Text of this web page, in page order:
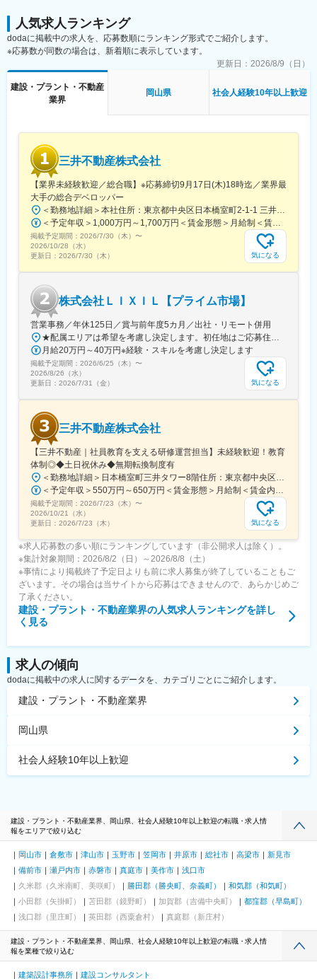
習学費サポート、水曜ノー残業デー、時短勤務制度などの福利厚
生も充実しています。
■同社の特徴：
同社は、飯田グループホールディングスのリーディングカンパニ
ーで戸建分譲住宅供給棟数において、全国トップクラスの実績を
誇っています。また同グループの分譲戸建市場シェアは
変更の範囲：会社の定める業務
人気求人ランキング
dodaに掲載中の求人を、応募数順にランキング形式でご紹介します。
※応募数が同数の場合は、新着順に表示しています。
更新日： 2026/8/9（日）
建設・プラント・不動産
業界
岡山県 社会人経験10年以上歓迎
三井不動産株式会社
【業界未経験歓迎／総合職】※応募締切9月17日(木)18時迄／業界最
大手の総合デベロッパー
掲載予定期間： 2026/7/30（木） 〜
2026/10/28（水）
更新日： 2026/7/30（木） 気になる
株式会社ＬＩＸＩＬ【プライム市場】
営業事務／年休125日／賞与前年度5カ月／出社・リモート併用
月給20万円～40万円※経験・スキルを考慮し決定します
掲載予定期間： 2026/6/25（木） 〜
2026/8/26（水）
更新日： 2026/7/31（金） 気になる
三井不動産株式会社
【三井不動産｜社員教育を支える研修運営担当】未経験歓迎！教育
体制◎◆土日祝休み◆無期転換制度有
掲載予定期間： 2026/7/23（木） 〜
2026/10/21（水）
更新日： 2026/7/23（木） 気になる
※求人応募数の多い順にランキングしています（非公開求人は除く）。
※集計対象期間：2026/8/2（日）～2026/8/8（土）
※事情により掲載終了予定日よりも前に求人募集が終了していることもご
ざいます。その場合は当サイトから応募はできませんので、あらかじめご
了承ください。
建設・プラント・不動産業界の人気求人ランキングを詳し
く見る
求人の傾向
dodaに掲載中の求人に関するデータを、カテゴリごとにご紹介します。
建設・プラント・不動産業界
岡山県
社会人経験10年以上歓迎
建設・プラント・不動産業界、岡山県、社会人経験10年以上歓迎の転職・求人情
報をエリアで絞り込む
岡山市 倉敷市 津山市 玉野市 笠岡市 井原市 総社市 高梁市
新見市
備前市
瀬戸内市 赤磐市 真庭市 美作市
浅口市
久米郡（久米南町、美咲町）
勝田郡（勝央町、奈義町）
和気郡（和気町）
小田郡（矢掛町）
苫田郡（鏡野町） 加賀郡（吉備中央町）
都窪郡（早島町）
浅口郡（里庄町）
英田郡（西粟倉村） 真庭郡（新庄村）
建設・プラント・不動産業界、岡山県、社会人経験10年以上歓迎の転職・求人情
報を業種で絞り込む
建築設計事務所 建設コンサルタント